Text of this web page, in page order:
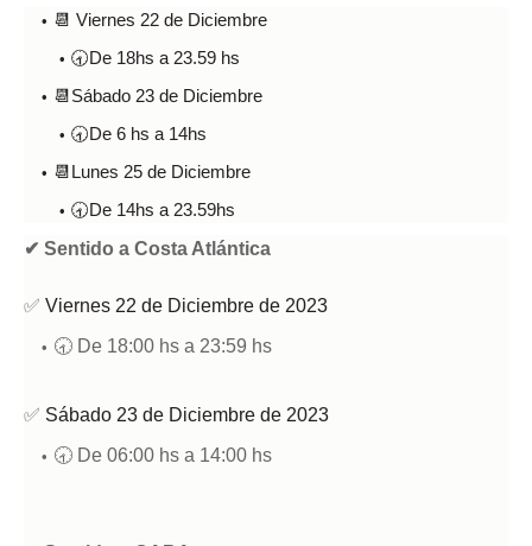
📆 Viernes 22 de Diciembre
🕣De 18hs a 23.59 hs
📆Sábado 23 de Diciembre
🕣De 6 hs a 14hs
📆Lunes 25 de Diciembre
🕣De 14hs a 23.59hs
✔ Sentido a Costa Atlántica
✅ Viernes 22 de Diciembre de 2023
🕣 De 18:00 hs a 23:59 hs
✅ Sábado 23 de Diciembre de 2023
🕣 De 06:00 hs a 14:00 hs